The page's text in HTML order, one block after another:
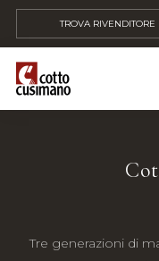
TROVA RIVENDITORE
Tre generazioni di